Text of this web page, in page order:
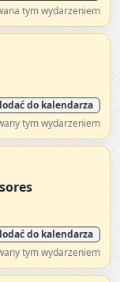
tym wydarzeniem
do kalendarza
tym wydarzeniem
do kalendarza
tym wydarzeniem